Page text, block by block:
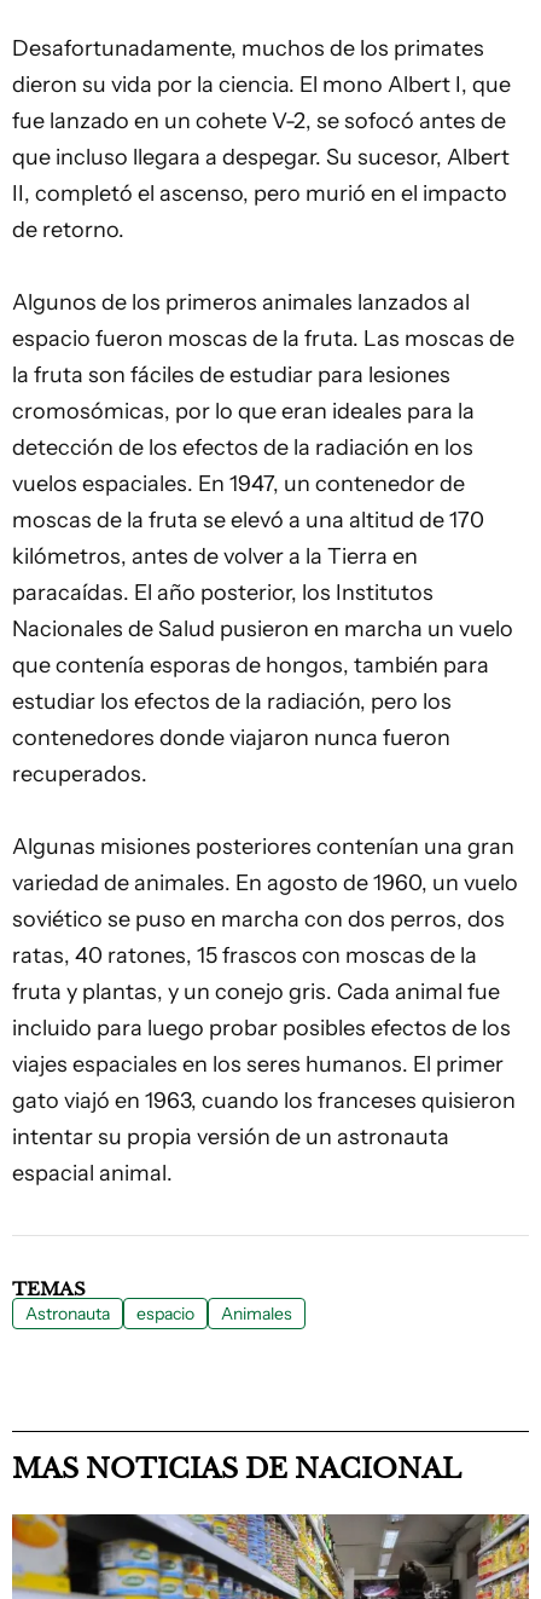
Desafortunadamente, muchos de los primates
dieron su vida por la ciencia. El mono Albert I, que
fue lanzado en un cohete V-2, se sofocó antes de
que incluso llegara a despegar. Su sucesor, Albert
II, completó el ascenso, pero murió en el impacto
de retorno.
Algunos de los primeros animales lanzados al
espacio fueron moscas de la fruta. Las moscas de
la fruta son fáciles de estudiar para lesiones
cromosómicas, por lo que eran ideales para la
detección de los efectos de la radiación en los
vuelos espaciales. En 1947, un contenedor de
moscas de la fruta se elevó a una altitud de 170
kilómetros, antes de volver a la Tierra en
paracaídas. El año posterior, los Institutos
Nacionales de Salud pusieron en marcha un vuelo
que contenía esporas de hongos, también para
estudiar los efectos de la radiación, pero los
contenedores donde viajaron nunca fueron
recuperados.
Algunas misiones posteriores contenían una gran
variedad de animales. En agosto de 1960, un vuelo
soviético se puso en marcha con dos perros, dos
ratas, 40 ratones, 15 frascos con moscas de la
fruta y plantas, y un conejo gris. Cada animal fue
incluido para luego probar posibles efectos de los
viajes espaciales en los seres humanos. El primer
gato viajó en 1963, cuando los franceses quisieron
intentar su propia versión de un astronauta
espacial animal.
TEMAS
Astronauta espacio Animales
MAS NOTICIAS DE NACIONAL